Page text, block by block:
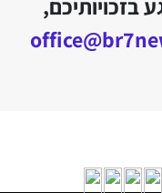
בזכויותיכם,